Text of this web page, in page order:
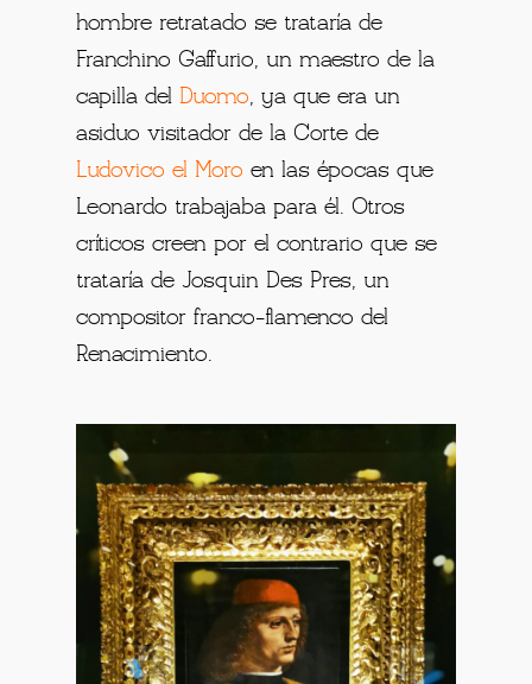
hombre retratado se trataría de
Franchino Gaffurio, un maestro de la
capilla del Duomo, ya que era un
asiduo visitador de la Corte de
Ludovico el Moro en las épocas que
Leonardo trabajaba para él. Otros
críticos creen por el contrario que se
trataría de Josquin Des Pres, un
compositor franco-flamenco del
Renacimiento.